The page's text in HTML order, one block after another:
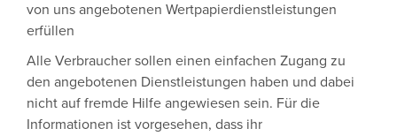
von uns angebotenen Wertpapierdienstleistungen
erfüllen
Alle Verbraucher sollen einen einfachen Zugang zu
den angebotenen Dienstleistungen haben und dabei
nicht auf fremde Hilfe angewiesen sein. Für die
Informationen ist vorgesehen, dass ihr